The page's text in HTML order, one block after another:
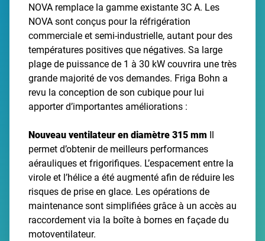
NOVA remplace la gamme existante 3C A. Les
NOVA sont conçus pour la réfrigération
commerciale et semi-industrielle, autant pour des
températures positives que négatives. Sa large
plage de puissance de 1 à 30 kW couvrira une très
grande majorité de vos demandes. Friga Bohn a
revu la conception de son cubique pour lui
apporter d’importantes améliorations :
Nouveau ventilateur en diamètre 315 mm
permet d’obtenir de meilleurs performances
aérauliques et frigorifiques. L’espacement entre la
virole et l’hélice a été augmenté afin de réduire les
risques de prise en glace. Les opérations de
maintenance sont simplifiées grâce à un accès au
raccordement via la boîte à bornes en façade du
motoventilateur.